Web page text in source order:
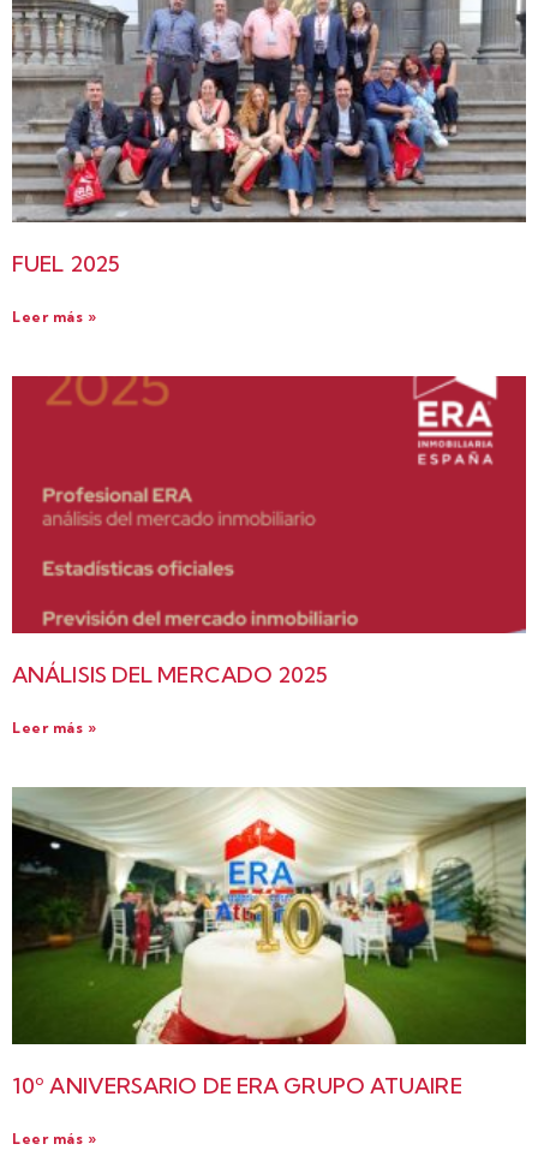
FUEL 2025
Leer más »
ANÁLISIS DEL MERCADO 2025
Leer más »
10º ANIVERSARIO DE ERA GRUPO ATUAIRE
Leer más »